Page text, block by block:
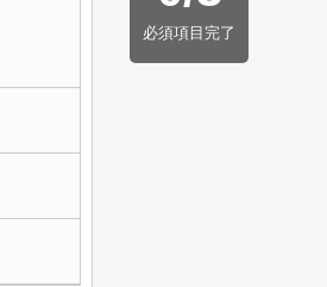
必須項目完了